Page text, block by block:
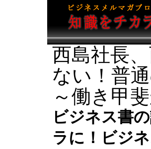
西島社長
ない！普
～働き甲
ビジネス書
ラに！ビジ